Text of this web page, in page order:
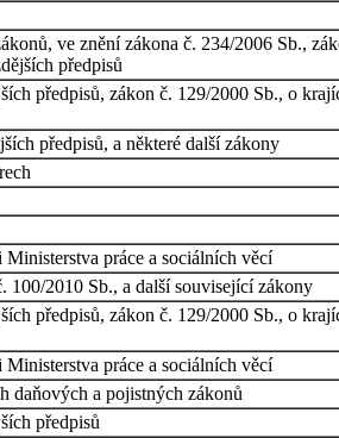
ve znění zákona č. 234/2006 Sb.,
předpisů
předpisů, zákon č. 129/2000 Sb., o
předpisů, a některé další zákony
práce a sociálních věcí
100/2010 Sb., a další související zákony
předpisů, zákon č. 129/2000 Sb., o
práce a sociálních věcí
daňových a pojistných zákonů
předpisů